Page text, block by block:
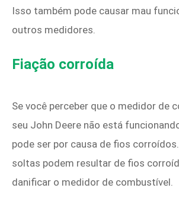
Isso também pode causar mau
outros medidores.
Fiação corroída
Se você perceber que o medidor de
seu John Deere não está
pode ser por causa de fios
soltas podem resultar de fios
danificar o medidor de combustível.